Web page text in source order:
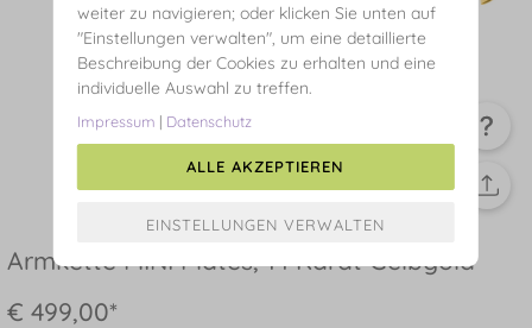
Armkette MINI Plates, 14 Karat Gelbgold
€ 499,00*
weiter zu navigieren; oder klicken Sie unten auf
"Einstellungen verwalten", um eine detaillierte
Beschreibung der Cookies zu erhalten und eine
individuelle Auswahl zu treffen.
Impressum | Datenschutz
ALLE AKZEPTIEREN